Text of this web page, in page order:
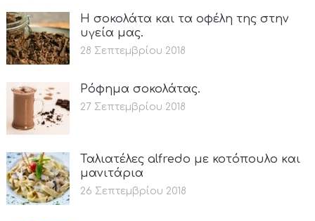
Η σοκολάτα και τα οφέλη της στην
υγεία μας.
28 Σεπτεμβρίου 2018
Ρόφημα σοκολάτας.
27 Σεπτεμβρίου 2018
Ταλιατέλες alfredo με κοτόπουλο και
μανιτάρια
26 Σεπτεμβρίου 2018